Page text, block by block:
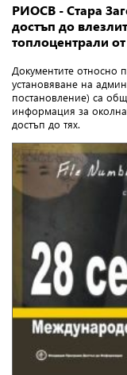
РИОСВ - Стара
достъп до
топлоцентрали
Документите относно
установяване на
постановление) са
информация за
достъп до тях.